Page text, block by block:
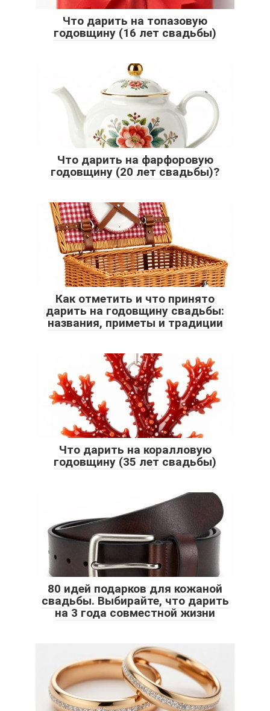
Что дарить на топазовую
годовщину (16 лет свадьбы)
Что дарить на фарфоровую
годовщину (20 лет свадьбы)?
Как отметить и что принято
дарить на годовщину свадьбы:
названия, приметы и традиции
Что дарить на коралловую
годовщину (35 лет свадьбы)
80 идей подарков для кожаной
свадьбы. Выбирайте, что дарить
на 3 года совместной жизни